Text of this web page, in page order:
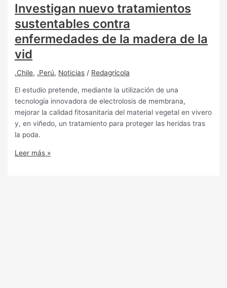
Investigan nuevo tratamientos
sustentables contra
enfermedades de la madera de la
vid
.Chile, .Perú, Noticias / Redagrícola
El estudio pretende, mediante la utilización de una
tecnología innovadora de electrolosis de membrana,
mejorar la calidad fitosanitaria del material vegetal en vivero
y, en viñedo, un tratamiento para proteger las heridas tras
la poda.
Leer más »